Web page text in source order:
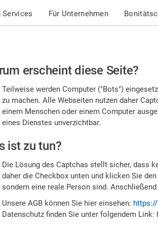
Services Für Unternehmen
erscheint diese Seite?
Teilweise werden Computer ("Bots")
zu machen. Alle Webseiten nutzen daher
einem Menschen oder einem Computer
eines Dienstes unverzichtbar.
ist zu tun?
Die Lösung des Captchas stellt sicher, dass
daher die Checkbox unten und klicken Sie
sondern eine reale Person sind.
Unsere AGB können Sie hier einsehen:
Datenschutz finden Sie unter folgendem Link: